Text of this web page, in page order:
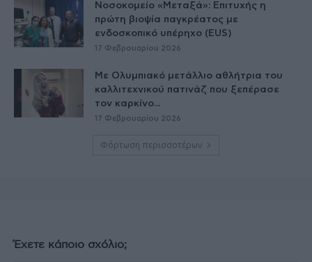
Νοσοκομείο «Μεταξά»: Επιτυχής η
πρώτη βιοψία παγκρέατος με
ενδοσκοπικό υπέρηχο (EUS)
17 Φεβρουαρίου 2026
Με Ολυμπιακό μετάλλιο αθλήτρια του
καλλιτεχνικού πατινάζ που ξεπέρασε
τον καρκίνο...
17 Φεβρουαρίου 2026
Φόρτωση περισσοτέρων
Έχετε κάποιο σχόλιο;